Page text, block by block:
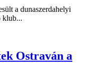
a dunaszerdahelyi
klub...
Ostraván a